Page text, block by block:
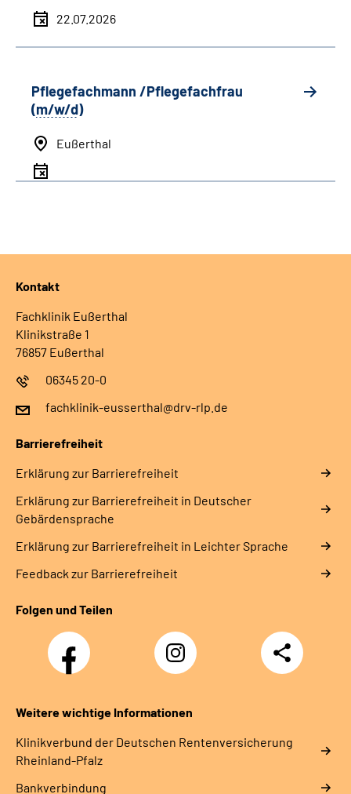
22.07.2026
Pflegefachmann /Pflegefachfrau
(m/w/d)
Eußerthal
Kontakt
Fachklinik Eußerthal
Klinikstraße 1
76857 Eußerthal
06345 20-0
fachklinik-eusserthal@drv-rlp.de
Barrierefreiheit
Erklärung zur Barrierefreiheit
Erklärung zur Barrierefreiheit in Deutscher
Gebärdensprache
Erklärung zur Barrierefreiheit in Leichter Sprache
Feedback zur Barrierefreiheit
Folgen und Teilen
Facebook
Instagram
DRV
Nachwuchskräfte
Teilen
Weitere wichtige Informationen
Klinikverbund der Deutschen Rentenversicherung
Rheinland-Pfalz
Bankverbindung